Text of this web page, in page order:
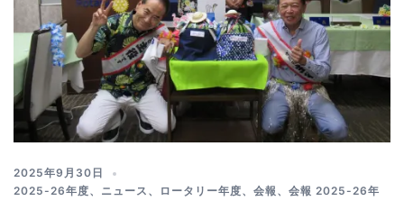
2025年9月30日
2025-26年度、 ニュース 、 ロータリー年度、 会報 、 会報 2025-26年